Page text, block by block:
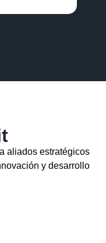
aliados estratégicos
y desarrollo